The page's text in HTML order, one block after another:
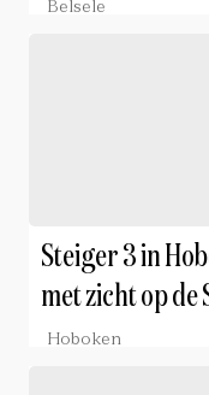
Belsele
Steiger 3 in
met zicht op de
Hoboken